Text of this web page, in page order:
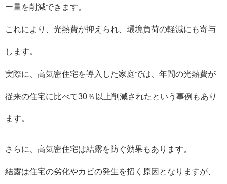
ー量を削減できます。
これにより、光熱費が抑えられ、環境負荷の軽減にも寄与
します。
実際に、高気密住宅を導入した家庭では、年間の光熱費が
従来の住宅に比べて30％以上削減されたという事例もあり
ます。
さらに、高気密住宅は結露を防ぐ効果もあります。
結露は住宅の劣化やカビの発生を招く原因となりますが、